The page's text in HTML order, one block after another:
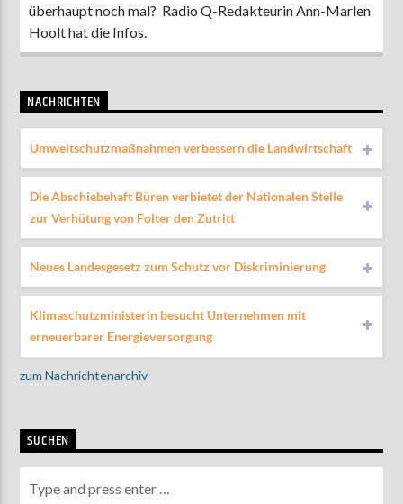
überhaupt noch mal? Radio Q-Redakteurin Ann-Marlen
Hoolt hat die Infos.
NACHRICHTEN
Umweltschutzmaßnahmen verbessern die Landwirtschaft
Die Abschiebehaft Büren verbietet der Nationalen Stelle
zur Verhütung von Folter den Zutritt
Neues Landesgesetz zum Schutz vor Diskriminierung
Klimaschutzministerin besucht Unternehmen mit
erneuerbarer Energieversorgung
zum Nachrichtenarchiv
SUCHEN